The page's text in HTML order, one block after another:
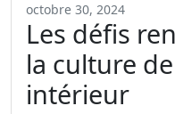
octobre 30, 2024
Les défis
la culture
intérieur